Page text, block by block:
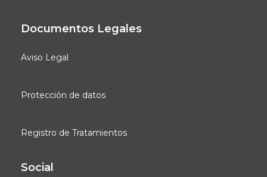
Documentos Legales
Aviso Legal
Protección de datos
Registro de Tratamientos
Social